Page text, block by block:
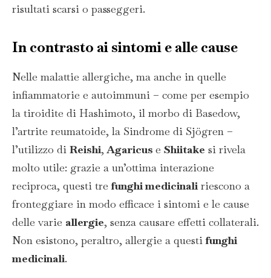
risultati scarsi o passeggeri.
In contrasto ai sintomi e alle cause
Nelle malattie allergiche, ma anche in quelle
infiammatorie e autoimmuni – come per esempio
la tiroidite di Hashimoto, il morbo di Basedow,
l’artrite reumatoide, la Sindrome di Sjögren –
l’utilizzo di Reishi,Agaricus e Shiitake si rivela
molto utile: grazie a un’ottima interazione
reciproca, questi trefunghi medicinaliriescono a
fronteggiare in modo efficace i sintomi e le cause
delle varie allergie, senza causare effetti collaterali.
Non esistono, peraltro, allergie a questifunghi
medicinali.